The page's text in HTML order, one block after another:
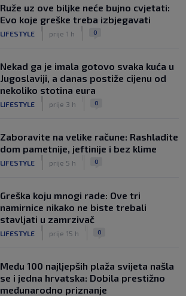
Ruže uz ove biljke neće bujno cvjetati:
Evo koje greške treba izbjegavati
LIFESTYLE prije 1 h 0
Nekad ga je imala gotovo svaka kuća u
Jugoslaviji, a danas postiže cijenu od
nekoliko stotina eura
LIFESTYLE prije 3 h 0
Zaboravite na velike račune: Rashladite
dom pametnije, jeftinije i bez klime
LIFESTYLE prije 5 h 0
Greška koju mnogi rade: Ove tri
namirnice nikako ne biste trebali
stavljati u zamrzivač
LIFESTYLE prije 15 h 0
Među 100 najljepših plaža svijeta našla
se i jedna hrvatska: Dobila prestižno
međunarodno priznanje